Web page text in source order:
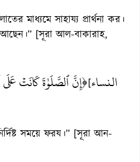
মাধ্যমে সাহায্য প্রার্থনা কর।
আছেন।” [সূরা আল-বাকারাহ,
﴿إِنَّ ٱلصَّلَوٰةَ كَانَتۡ عَلَى[النساء
সময়ে ফরয।” [সূরা আন-